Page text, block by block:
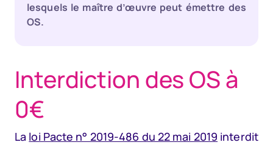
lesquels le maître d’œuvre peut émettre des
OS.
Interdiction des OS à
0€
La loi Pacte n° 2019-486 du 22 mai 2019 interdit